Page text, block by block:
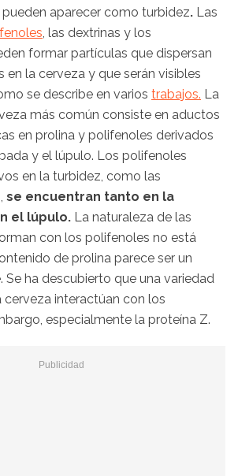
aparecer como turbidez. Las
, las dextrinas y los
formar partículas que dispersan
en la cerveza y que serán visibles
se describe en varios trabajos. La
más común consiste en aductos
en prolina y polifenoles derivados
y el lúpulo. Los polifenoles
en la turbidez, como las
se encuentran tanto en la
el lúpulo. La naturaleza de las
con los polifenoles no está
de prolina parece ser un
ha descubierto que una variedad
cerveza interactúan con los
especialmente la proteína Z.